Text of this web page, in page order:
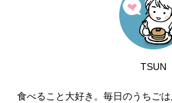
TSUN
食べること大好き。毎日のうちご